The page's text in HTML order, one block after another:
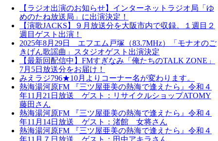
【ラジオ出演のお知らせ】インターネットラジオ局「ゆ
めのたね放送局」に出演決定！
【演歌JACKS】９月放送分を大阪市内で収録。１週目２
週目ゲスト出演！
2025年8月29日 エフエム戸塚（83.7MHz）「モナオのご
きげん歌謡曲」スタジオゲスト出演決定
【最新回配信中】FMすぎなみ「俺たちのTALK ZONE」
7月5日放送分をお届け！
みえラジ796★10月よりコーナー名が変わります。
熱海湯河原FM 『三ツ屋亜美の熱海で逢えたら』令和４
年11月21日放送 ゲスト：リサイクルショップATOMY
藤田さん
熱海湯河原FM 『三ツ屋亜美の熱海で逢えたら』令和４
年11月14日放送 ゲスト：渚館 女将さん
熱海湯河原FM 『三ツ屋亜美の熱海で逢えたら』令和４
年11月７日放送 ゲスト：田中アキラさん